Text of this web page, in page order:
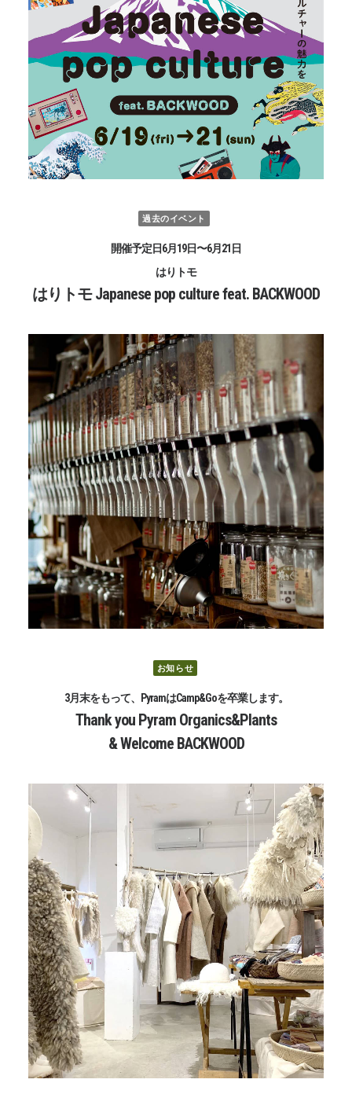
過去のイベント
開催予定日6月19日〜6月21日
はりトモ
はりトモ Japanese pop culture feat. BACKWOOD
お知らせ
3月末をもって、PyramはCamp&Goを卒業します。
Thank you Pyram Organics&Plants
& Welcome BACKWOOD